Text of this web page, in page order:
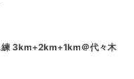
3km+2km+1km＠代々木